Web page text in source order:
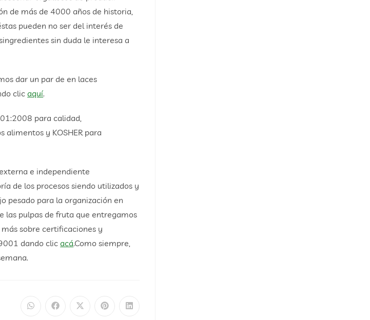
de más de 4000 años de historia,
pueden no ser del interés de
sin duda le interesa a
dar un par de en laces
clicaquí.
para calidad,
alimentos y KOSHER para
e independiente
de los procesos siendo utilizados y
pesado para la organización en
las pulpas de fruta que entregamos
sobre certificaciones y
dando clicacá.Como siempre,